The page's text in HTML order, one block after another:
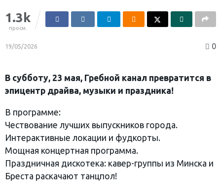
1.3k
просм.
19/05/2026 0
В субботу, 23 мая, Гребной канал превратится в
эпицентр драйва, музыки и праздника!
В программе:
Чествование лучших выпускников города.
Интерактивные локации и фудкорты.
Мощная концертная программа.
Праздничная дискотека: кавер-группы из Минска и
Бреста раскачают танцпол!